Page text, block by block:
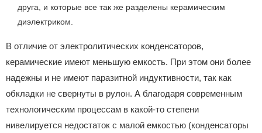
друга, и которые все так же разделены керамическим
диэлектриком.
В отличие от электролитических конденсаторов,
керамические имеют меньшую емкость. При этом они более
надежны и не имеют паразитной индуктивности, так как
обкладки не свернуты в рулон. А благодаря современным
технологическим процессам в какой-то степени
нивелируется недостаток с малой емкостью (конденсаторы